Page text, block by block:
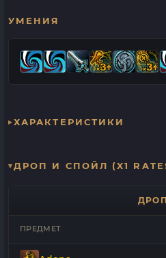
УМЕНИЯ
ХАРАКТЕРИСТИКИ
ДРОП И СПОЙЛ (X1
ДРОП
ПРЕДМЕТ